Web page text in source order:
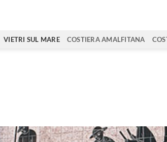
VIETRI SUL MARE COSTIERA AMALFITANA